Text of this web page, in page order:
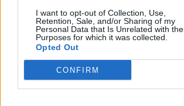
I want to opt-out of Collection, Use,
Retention, Sale, and/or Sharing of my
Personal Data that Is Unrelated with the
Purposes for which it was collected.
Opted Out
CONFIRM